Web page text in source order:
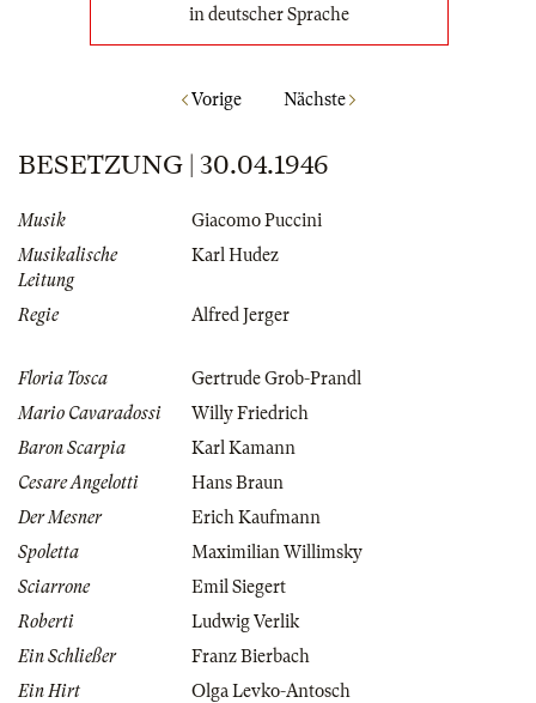
in deutscher Sprache
Vorige Nächste
BESETZUNG | 30.04.1946
Musik
Giacomo Puccini
Musikalische
Leitung
Karl Hudez
Regie Alfred Jerger
Floria Tosca
Gertrude Grob-Prandl
Mario Cavaradossi
Willy Friedrich
Baron Scarpia
Karl Kamann
Cesare Angelotti
Hans Braun
Der Mesner
Erich Kaufmann
Spoletta
Maximilian Willimsky
Sciarrone
Emil Siegert
Roberti
Ludwig Verlik
Ein Schließer
Franz Bierbach
Ein Hirt
Olga Levko-Antosch